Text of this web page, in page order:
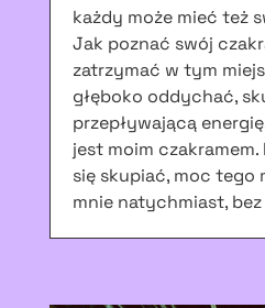
każdy może mieć też
Jak poznać swój
zatrzymać w tym
głęboko oddychać,
przepływającą
jest moim
się skupiać, moc tego
mnie natychmiast,